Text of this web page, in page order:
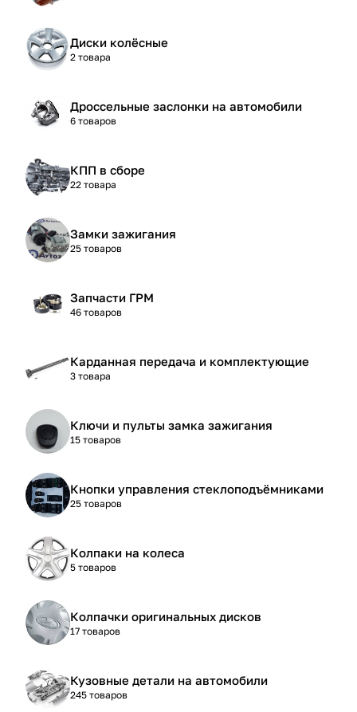
Диски колёсные
2 товара
Дроссельные заслонки на автомобили
6 товаров
КПП в сборе
22 товара
Замки зажигания
25 товаров
Запчасти ГРМ
46 товаров
Карданная передача и комплектующие
3 товара
Ключи и пульты замка зажигания
15 товаров
Кнопки управления стеклоподъёмниками
25 товаров
Колпаки на колеса
5 товаров
Колпачки оригинальных дисков
17 товаров
Кузовные детали на автомобили
245 товаров